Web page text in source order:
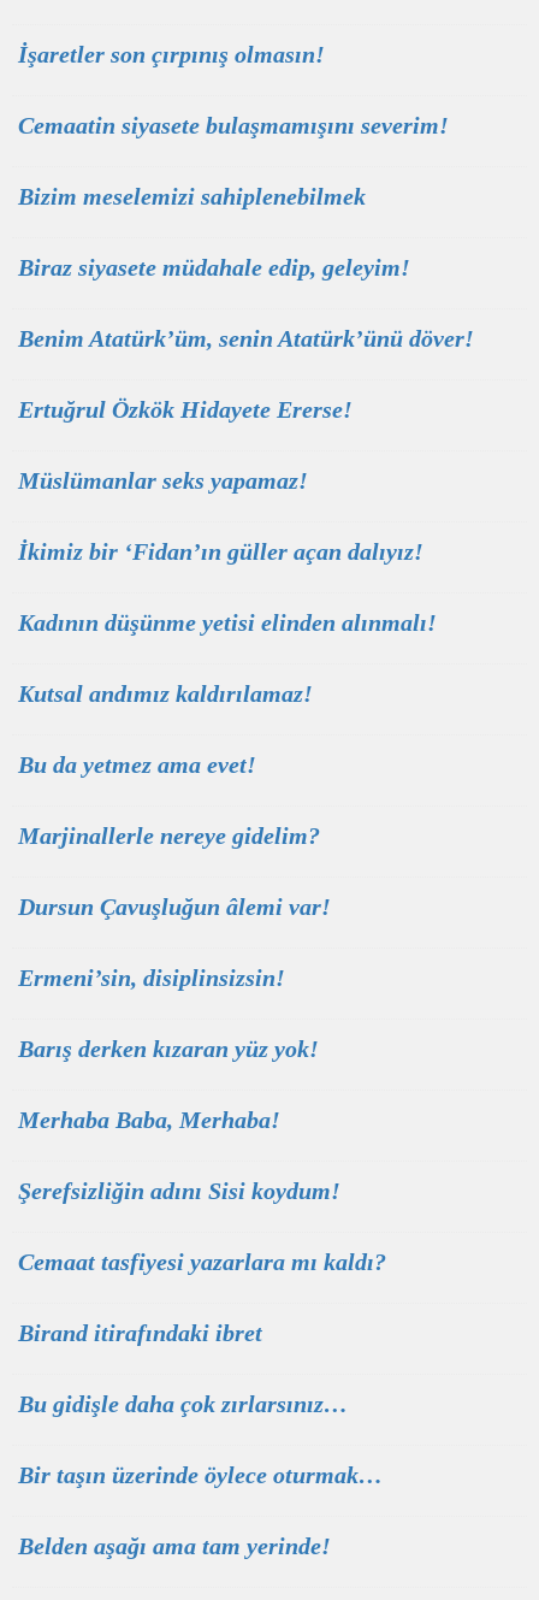
İşaretler son çırpınış olmasın!
Cemaatin siyasete bulaşmamışını severim!
Bizim meselemizi sahiplenebilmek
Biraz siyasete müdahale edip, geleyim!
Benim Atatürk’üm, senin Atatürk’ünü döver!
Ertuğrul Özkök Hidayete Ererse!
Müslümanlar seks yapamaz!
İkimiz bir ‘Fidan’ın güller açan dalıyız!
Kadının düşünme yetisi elinden alınmalı!
Kutsal andımız kaldırılamaz!
Bu da yetmez ama evet!
Marjinallerle nereye gidelim?
Dursun Çavuşluğun âlemi var!
Ermeni’sin, disiplinsizsin!
Barış derken kızaran yüz yok!
Merhaba Baba, Merhaba!
Şerefsizliğin adını Sisi koydum!
Cemaat tasfiyesi yazarlara mı kaldı?
Birand itirafındaki ibret
Bu gidişle daha çok zırlarsınız…
Bir taşın üzerinde öylece oturmak…
Belden aşağı ama tam yerinde!